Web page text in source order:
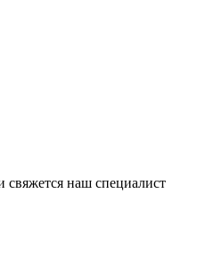
наш специалист